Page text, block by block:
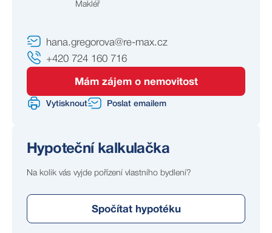
Makléř
hana.gregorova@re-max.cz
+420 724 160 716
Mám zájem o nemovitost
Vytisknout Poslat emailem
Hypoteční kalkulačka
Na kolik vás vyjde pořízení vlastního bydlení?
Spočítat hypotéku